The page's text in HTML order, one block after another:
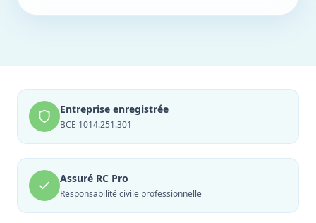
Entreprise enregistrée
BCE 1014.251.301
Assuré RC Pro
Responsabilité civile professionnelle